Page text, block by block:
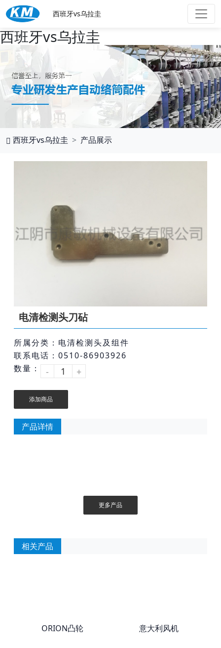
西班牙vs乌拉圭
西班牙vs乌拉圭
西班牙vs乌拉圭 产品展示
电清检测头刀砧
所属分类：电清检测头及组件
联系电话：0510-86903926
数量：
- +
添加商品
产品详情
更多产品
相关产品
ORION凸轮 意大利风机